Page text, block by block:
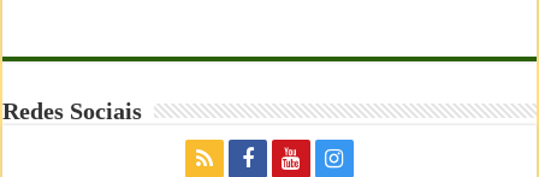
Redes Sociais